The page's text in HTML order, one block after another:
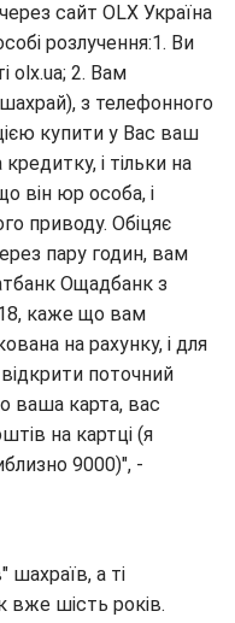
сайт OLX Україна
розлучення:1. Ви
olx.ua; 2. Вам
з телефонного
купити у Вас ваш
і тільки на
він юр особа, і
приводу. Обіцяє
пару годин, вам
Ощадбанк з
каже що вам
на рахунку, і для
поточний
ваша карта, вас
на картці (я
9000)", -
шахраїв, а ті
вже шість років.